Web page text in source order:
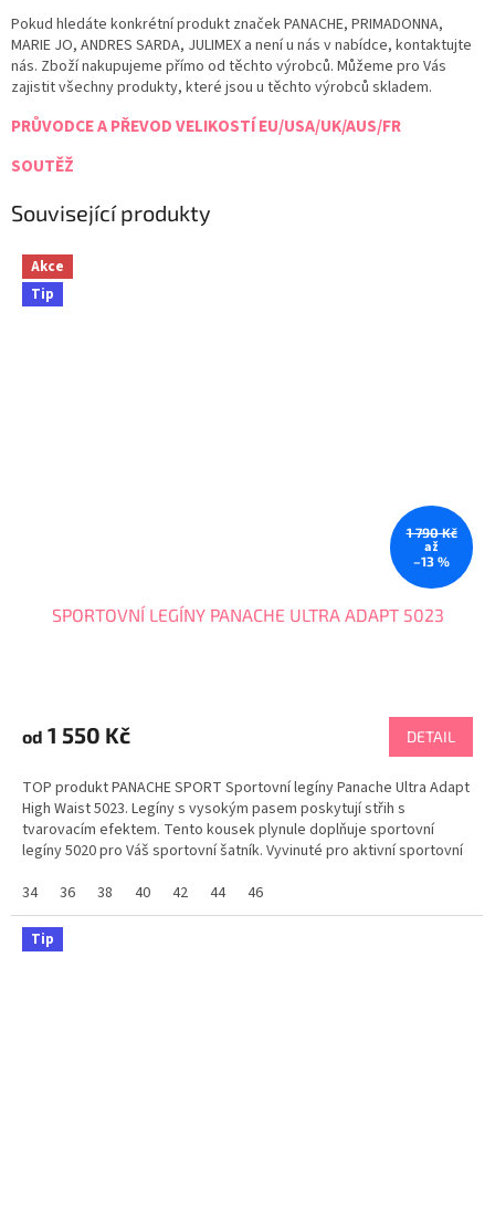
Pokud hledáte konkrétní produkt značek PANACHE, PRIMADONNA,
MARIE JO, ANDRES SARDA, JULIMEX a není u nás v nabídce, kontaktujte
nás. Zboží nakupujeme přímo od těchto výrobců. Můžeme pro Vás
zajistit všechny produkty, které jsou u těchto výrobců skladem.
PRŮVODCE A PŘEVOD VELIKOSTÍ EU/USA/UK/AUS/FR
SOUTĚŽ
Související produkty
Akce
Tip
1 790 Kč
až
–13 %
SPORTOVNÍ LEGÍNY PANACHE ULTRA ADAPT 5023
produktu
je
z
5
hvězdiček.
od 1 550 Kč DETAIL
TOP produkt PANACHE SPORT Sportovní legíny Panache Ultra Adapt
High Waist 5023. Legíny s vysokým pasem poskytují střih s
tvarovacím efektem. Tento kousek plynule doplňuje sportovní
legíny 5020 pro Váš sportovní šatník. Vyvinuté pro aktivní sportovní
34
36 38 40 42 44 46
Tip